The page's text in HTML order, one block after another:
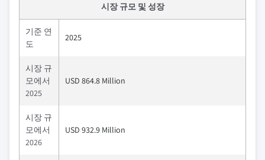
시장 규모 및 성장
기준 연
도
2025
시장 규
모에서
2025
USD 864.8 Million
시장 규
모에서
2026
USD 932.9 Million